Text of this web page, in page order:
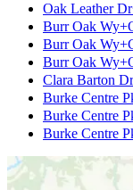
Oak Leather
Burr Oak
Burr Oak
Burr Oak
Clara Barton
Burke Centre
Burke Centre
Burke Centre